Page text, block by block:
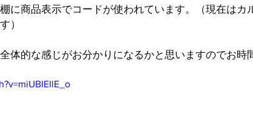
に商品表示でコードが使われています。（現在はカ
）
体的な感じがお分かりになるかと思いますのでお時